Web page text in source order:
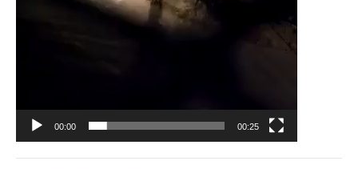
00:00 00:25